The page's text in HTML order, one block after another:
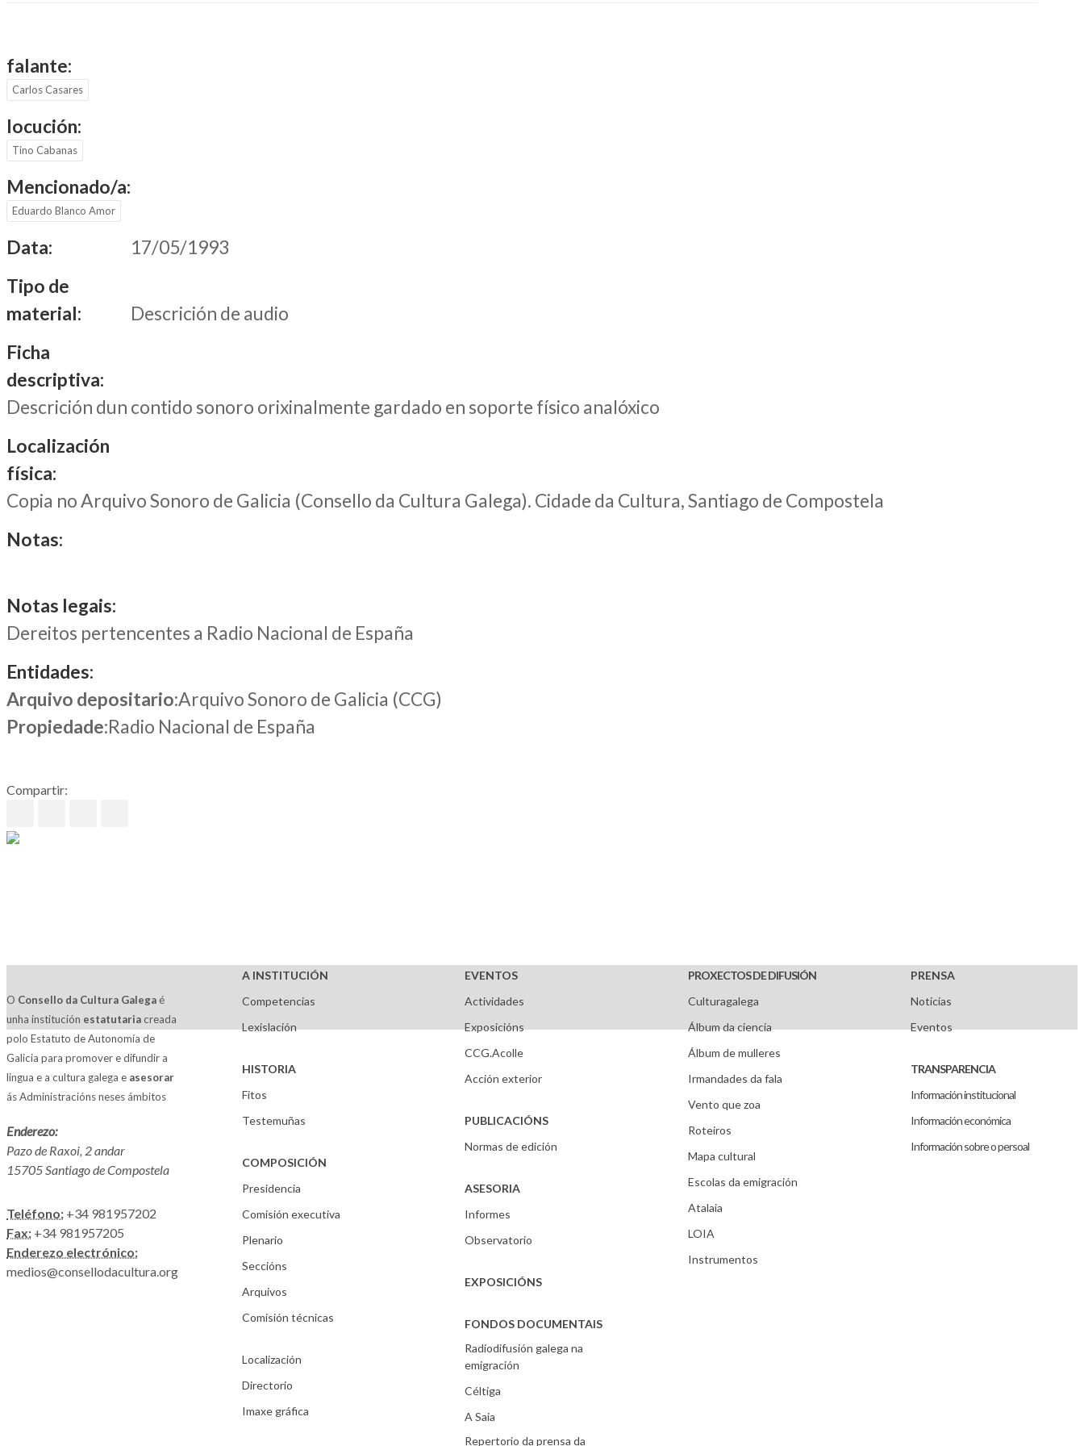
falante:
Carlos Casares
locución:
Tino Cabanas
Mencionado/a:
Eduardo Blanco Amor
Data:
17/05/1993
Tipo de
material:
Descrición de audio
Ficha
descriptiva:
Descrición dun contido sonoro orixinalmente gardado en soporte físico analóxico
Localización
física:
Copia no Arquivo Sonoro de Galicia (Consello da Cultura Galega). Cidade da Cultura, Santiago de Compostela
Notas:
Notas legais:
Dereitos pertencentes a Radio Nacional de España
Entidades:
Arquivo depositario:Arquivo Sonoro de Galicia (CCG)
Propiedade:Radio Nacional de España
Compartir:
O Consello da Cultura Galega é
unha institución estatutariacreada
polo Estatuto de Autonomía de
Galicia para promover e difundir a
lingua e a cultura galega e asesorar
ás Administracións neses ámbitos
Enderezo:
Pazo de Raxoi, 2 andar
15705 Santiago de Compostela
Teléfono: +34 981957202
Fax: +34 981957205
Enderezo electrónico:
medios@consellodacultura.org
A INSTITUCIÓN
Competencias
Lexislación
HISTORIA
Fitos
Testemuñas
COMPOSICIÓN
Presidencia
Comisión executiva
Plenario
Seccións
Arquivos
Comisión técnicas
Localización
Directorio
Imaxe gráfica
EVENTOS
Actividades
Exposicións
CCG.Acolle
Acción exterior
PUBLICACIÓNS
Normas de edición
ASESORIA
Informes
Observatorio
EXPOSICIÓNS
FONDOS DOCUMENTAIS
Radiodifusión galega na
emigración
Céltiga
A Saia
Repertorio da prensa da
PROXECTOS DE DIFUSIÓN
Culturagalega
Álbum da ciencia
Álbum de mulleres
Irmandades da fala
Vento que zoa
Roteiros
Mapa cultural
Escolas da emigración
Atalaia
LOIA
Instrumentos
PRENSA
Noticias
Eventos
TRANSPARENCIA
Información institucional
Información económica
Información sobre o persoal